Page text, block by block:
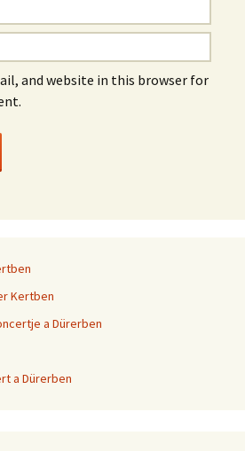
and website in this browser for
Kertben
a Dürerben
a Dürerben